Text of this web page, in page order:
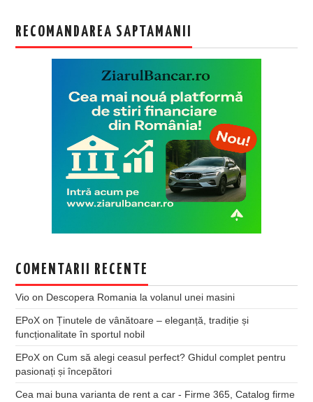
RECOMANDAREA SAPTAMANII
COMENTARII RECENTE
Vio on Descopera Romania la volanul unei masini
EPoX onȚinutele de vânătoare – eleganță, tradiție și
funcționalitate în sportul nobil
EPoX onCum să alegi ceasul perfect? Ghidul complet pentru
pasionați și începători
Cea mai buna varianta de rent a car - Firme 365, Catalog firme